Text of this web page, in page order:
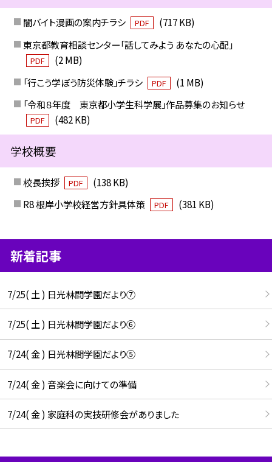
闇バイト漫画の案内チラシ PDF
(717 KB)
東京都教育相談センター「話してみよう あなたの心配」
PDF
(2 MB)
「行こう学ぼう防災体験」チラシ
PDF
(1 MB)
「令和８年度 東京都小学生科学展」作品募集のお知らせ
PDF (482 KB)
学校概要
校長挨拶 PDF
(138 KB)
R8 根岸小学校経営方針具体策
PDF (381 KB)
新着記事
7/25( 土 ) 日光林間学園だより⑦
7/25( 土 ) 日光林間学園だより⑥
7/24( 金 ) 日光林間学園だより⑤
7/24( 金 ) 音楽会に向けての準備
7/24( 金 ) 家庭科の実技研修会がありました